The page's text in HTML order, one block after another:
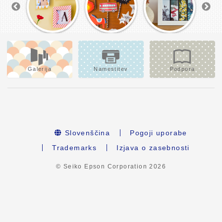
Galerija Namestitev Podpora
Slovenščina
Pogoji uporabe
Trademarks
Izjava o zasebnosti
© Seiko Epson Corporation2026